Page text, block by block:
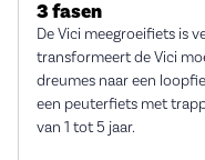
3 fasen
De Vici meegroeifiets is
transformeert de Vici
dreumes naar een
een peuterfiets met
van 1 tot 5 jaar.